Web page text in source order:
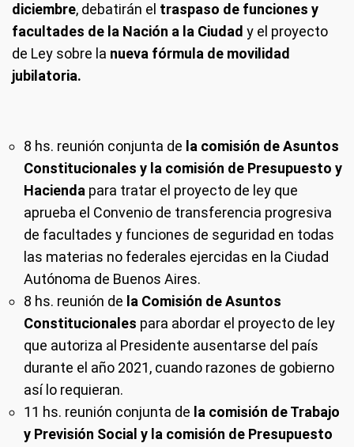
diciembre, debatirán el traspaso de funciones y
facultades de la Nación a la Ciudad y el proyecto
de Ley sobre la nueva fórmula de movilidad
jubilatoria.
8 hs. reunión conjunta de la comisión de Asuntos
Constitucionales y la comisión de Presupuesto y
Hacienda para tratar el proyecto de ley que
aprueba el Convenio de transferencia progresiva
de facultades y funciones de seguridad en todas
las materias no federales ejercidas en la Ciudad
Autónoma de Buenos Aires.
8 hs. reunión de la Comisión de Asuntos
Constitucionales para abordar el proyecto de ley
que autoriza al Presidente ausentarse del país
durante el año 2021, cuando razones de gobierno
así lo requieran.
11 hs. reunión conjunta de la comisión de Trabajo
y Previsión Social y la comisión de Presupuesto